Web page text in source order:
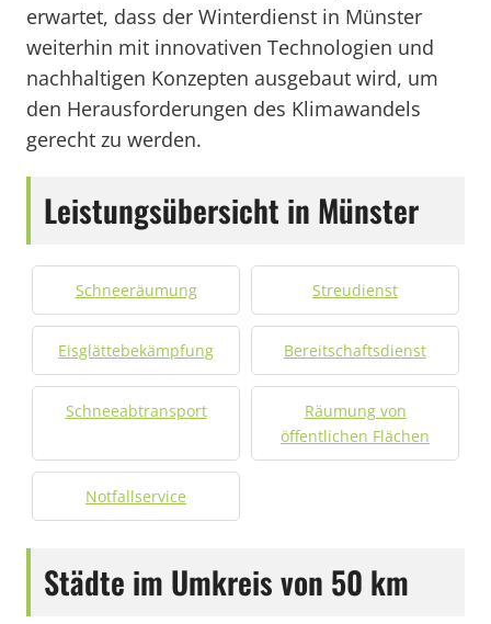
erwartet, dass der Winterdienst in Münster
weiterhin mit innovativen Technologien und
nachhaltigen Konzepten ausgebaut wird, um
den Herausforderungen des Klimawandels
gerecht zu werden.
Leistungsübersicht in Münster
Schneeräumung Streudienst
Eisglättebekämpfung Bereitschaftsdienst
Schneeabtransport
Räumung von
öffentlichen Flächen
Notfallservice
Städte im Umkreis von 50 km